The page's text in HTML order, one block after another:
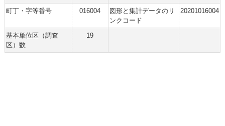
町丁・字等番号 016004
図形と集計データのリ
ンクコード
20201016004
基本単位区（調査
区）数
19